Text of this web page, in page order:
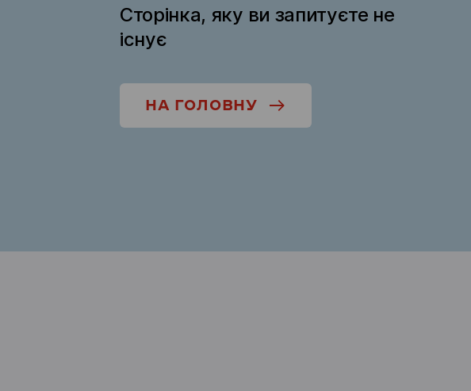
Сторінка, яку ви запитуєте не
існує
НА ГОЛОВНУ